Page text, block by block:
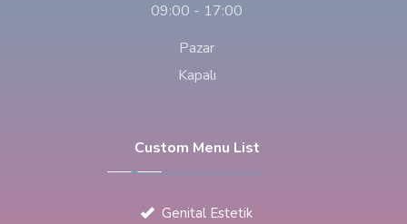
09:00 - 17:00
Pazar
Kapalı
Custom Menu List
Genital Estetik